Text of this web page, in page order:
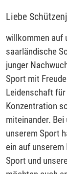
Liebe
willkommen auf
saarländische
junger
Sport mit
Leidenschaft
Konzentration
miteinander.
unserem Sport
ein auf
Sport und